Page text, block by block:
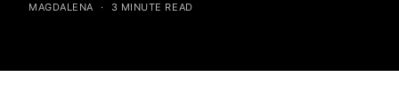
MAGDALENA 3 MINUTE READ